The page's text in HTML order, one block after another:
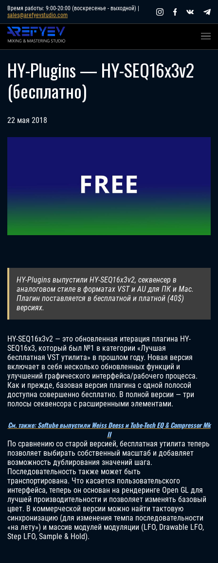
Skip
content
Время работы: 9:00-20:00 (воскресенье - выходной) |
sales@arefyevstudio.com
HY-Plugins — HY-SEQ16x3v2
(бесплатно)
22 мая 2018
HY-Plugins выпустили HY-SEQ16x3v2, секвенсер в
аналоговом стиле в форматах VST и AU для ПК и Mac.
Плагин поставляется в бесплатной и платной (40$)
версиях.
HY-SEQ16x3v2 — это обновленная итерация плагина HY-
SEQ16x3, который был №1 в категории «Лучшая
бесплатная VST утилита» в прошлом году. Новая версия
включает в себя несколько обновленных функций и
улучшений графического интерфейса/рабочего процесса.
Как и прежде, базовая версия плагина с одной полосой
доступна совершенно бесплатно. В полной версии — три
полосы секвенсора с расширенными элементами.
См. также: Softube выпустили Weiss Deess и Tube-Tech EQ & Compressor Mk
II
По сравнению со старой версией, бесплатная утилита теперь
позволяет выбирать собственный масштаб и добавляет
возможность дублирования значений шага.
Последовательность также может быть
транспортирована. Что касается пользовательского
интерфейса, теперь он основан на рендеринге Open GL для
лучшей производительности и позволяет изменять базовый
цвет. В коммерческой версии можно найти тактовую
синхронизацию (для изменения темпа последовательности
«на лету») и массив модулей модуляции (LFO, Drawable LFO,
Step LFO, Sample & Hold).